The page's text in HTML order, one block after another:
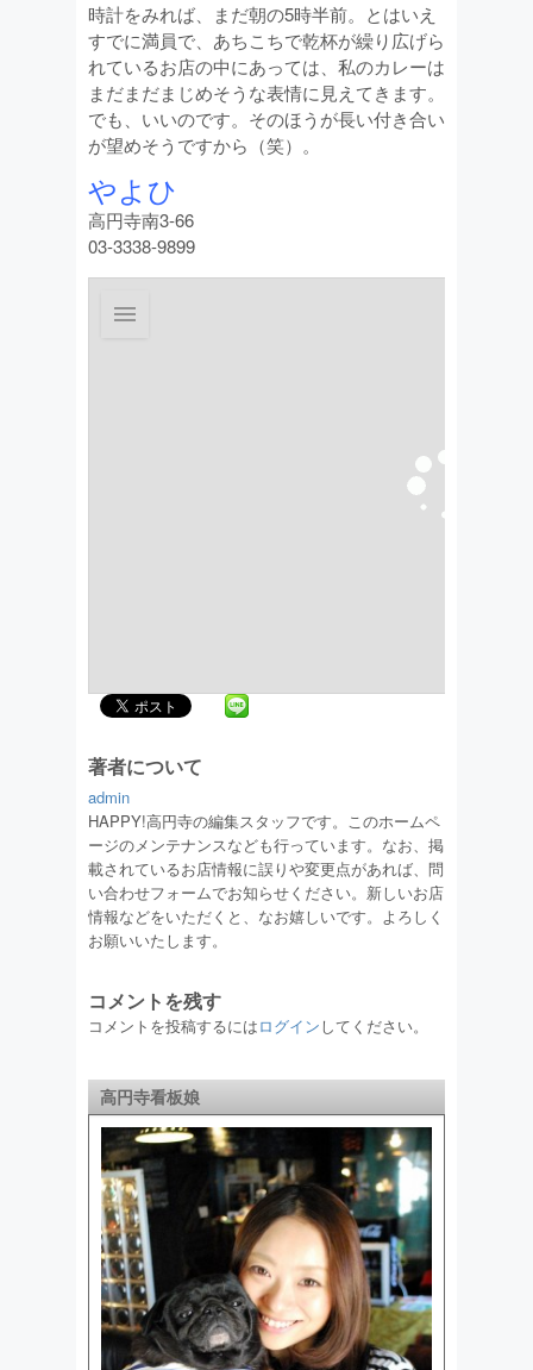
時計をみれば、まだ朝の5時半前。とはいえ
すでに満員で、あちこちで乾杯が繰り広げら
れているお店の中にあっては、私のカレーは
まだまだまじめそうな表情に見えてきます。
でも、いいのです。そのほうが長い付き合い
が望めそうですから（笑）。
やよひ
高円寺南3-66
03-3338-9899
著者について
admin
HAPPY!高円寺の編集スタッフです。このホームペ
ージのメンテナンスなども行っています。なお、掲
載されているお店情報に誤りや変更点があれば、問
い合わせフォームでお知らせください。新しいお店
情報などをいただくと、なお嬉しいです。よろしく
お願いいたします。
コメントを残す
コメントを投稿するにはログインしてください。
高円寺看板娘